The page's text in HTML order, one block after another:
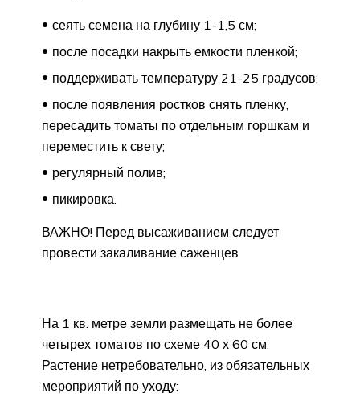
сеять семена на глубину 1-1,5 см;
после посадки накрыть емкости пленкой;
поддерживать температуру 21-25 градусов;
после появления ростков снять пленку,
пересадить томаты по отдельным горшкам и
переместить к свету;
регулярный полив;
пикировка.
ВАЖНО! Перед высаживанием следует
провести закаливание саженцев
На 1 кв. метре земли размещать не более
четырех томатов по схеме 40 х 60 см.
Растение нетребовательно, из обязательных
мероприятий по уходу: